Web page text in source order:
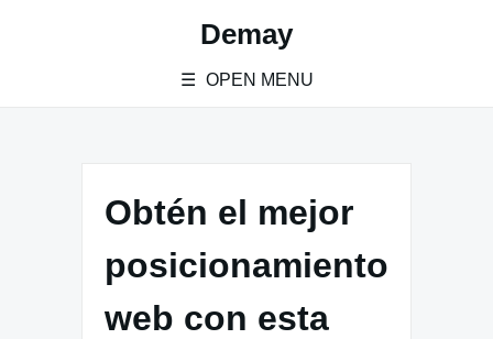
Demay
OPEN MENU
Obtén el mejor
posicionamiento
web con esta